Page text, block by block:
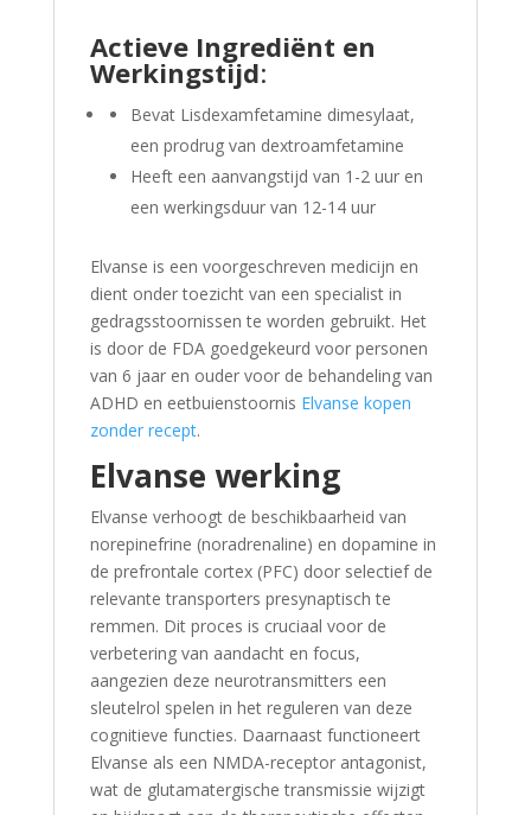
Actieve Ingrediënt en
Werkingstijd:
Bevat Lisdexamfetamine dimesylaat,
een prodrug van dextroamfetamine
Heeft een aanvangstijd van 1-2 uur en
een werkingsduur van 12-14 uur
Elvanse is een voorgeschreven medicijn en
dient onder toezicht van een specialist in
gedragsstoornissen te worden gebruikt. Het
is door de FDA goedgekeurd voor personen
van 6 jaar en ouder voor de behandeling van
ADHD en eetbuienstoornis Elvanse kopen
zonder recept.
Elvanse werking
Elvanse verhoogt de beschikbaarheid van
norepinefrine (noradrenaline) en dopamine in
de prefrontale cortex (PFC) door selectief de
relevante transporters presynaptisch te
remmen. Dit proces is cruciaal voor de
verbetering van aandacht en focus,
aangezien deze neurotransmitters een
sleutelrol spelen in het reguleren van deze
cognitieve functies. Daarnaast functioneert
Elvanse als een NMDA-receptor antagonist,
wat de glutamatergische transmissie wijzigt